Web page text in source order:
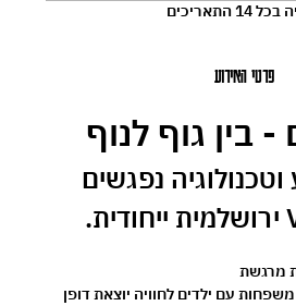
14 התאריכים
פרטי האירוע
- בין גוף לנוף
נפגשים
מרגשת
עם ילדים לחוויה יוצאת דופן